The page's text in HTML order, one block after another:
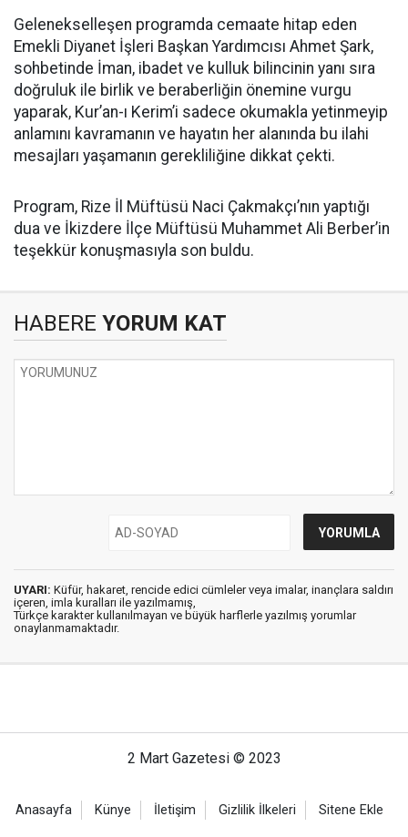
Gelenekselleşen programda cemaate hitap eden
Emekli Diyanet İşleri Başkan Yardımcısı Ahmet Şark,
sohbetinde İman, ibadet ve kulluk bilincinin yanı sıra
doğruluk ile birlik ve beraberliğin önemine vurgu
yaparak, Kur’an-ı Kerim’i sadece okumakla yetinmeyip
anlamını kavramanın ve hayatın her alanında bu ilahi
mesajları yaşamanın gerekliliğine dikkat çekti.
Program, Rize İl Müftüsü Naci Çakmakçı’nın yaptığı
dua ve İkizdere İlçe Müftüsü Muhammet Ali Berber’in
teşekkür konuşmasıyla son buldu.
HABERE YORUM KAT
UYARI: Küfür, hakaret, rencide edici cümleler veya imalar, inançlara saldırı
içeren, imla kuralları ile yazılmamış,
Türkçe karakter kullanılmayan ve büyük harflerle yazılmış yorumlar
onaylanmamaktadır.
2 Mart Gazetesi © 2023
Anasayfa Künye İletişim Gizlilik İlkeleri Sitene Ekle